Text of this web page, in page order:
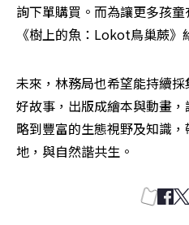
詢下單購買。而為讓更多孩
《樹上的魚：Lokot鳥巢蕨》
未來，林務局也希望能持續
好故事，出版成繪本與動畫
略到豐富的生態視野及知識
地，與自然諧共生。